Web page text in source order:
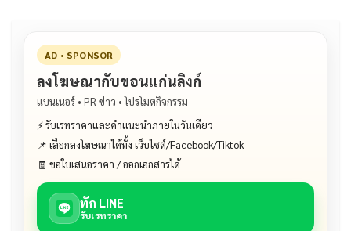
AD • SPONSOR
ลงโฆษณากับขอนแก่นลิงก์
แบนเนอร์ • PR ข่าว • โปรโมตกิจกรรม
⚡ รับเรทราคาและคำแนะนำภายในวันเดียว
📌 เลือกลงโฆษณาได้ทั้ง เว็บไซต์/Facebook/Tiktok
🧾 ขอใบเสนอราคา / ออกเอกสารได้
ทัก LINE
รับเรทราคา